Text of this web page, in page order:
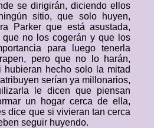
se dirigirán, diciendo ellos
sitio, que solo huyen,
Parker que está asustada,
no los cogerán y que los
para luego tenerla
pero que no lo harán,
hubieran hecho solo la mitad
serían ya millonarios,
le dicen que piensan
un hogar cerca de ella,
dice que si vivieran tan cerca
seguir huyendo.